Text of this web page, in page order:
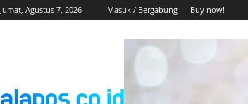
Jumat, Agustus 7, 2026 Masuk / Bergabung Buy now!